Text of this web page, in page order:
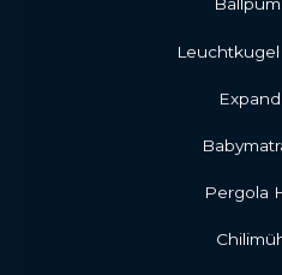
Pergola